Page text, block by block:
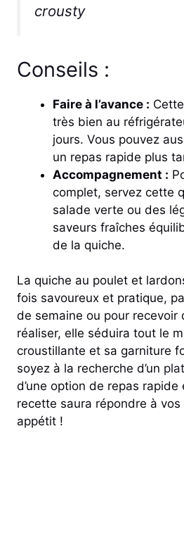
crousty
Conseils :
Faire à l’avance :
très bien au
jours. Vous pouvez
un repas rapide plus
Accompagnement :
complet, servez cette
salade verte ou des
saveurs fraîches
de la quiche.
La quiche au poulet et
fois savoureux et pratique,
de semaine ou pour recevoir
réaliser, elle séduira tout le
croustillante et sa garniture
soyez à la recherche d’un
d’une option de repas
recette saura répondre à
appétit !